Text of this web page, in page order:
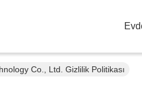
Co., Ltd. Gizlilik Politikası